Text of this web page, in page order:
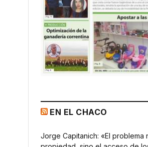
EN EL CHACO
Jorge Capitanich: «El problema